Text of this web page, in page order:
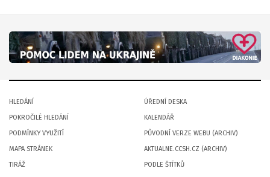
HLEDÁNÍ
POKROČILÉ HLEDÁNÍ
PODMÍNKY VYUŽITÍ
MAPA STRÁNEK
TIRÁŽ
ÚŘEDNÍ DESKA
KALENDÁŘ
PŮVODNÍ VERZE WEBU (ARCHIV)
AKTUALNE.CCSH.CZ (ARCHIV)
PODLE ŠTÍTKŮ